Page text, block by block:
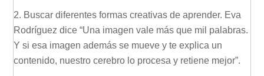
2. Buscar diferentes formas creativas de aprender. Eva
Rodríguez dice “Una imagen vale más que mil palabras.
Y si esa imagen además se mueve y te explica un
contenido, nuestro cerebro lo procesa y retiene mejor”.